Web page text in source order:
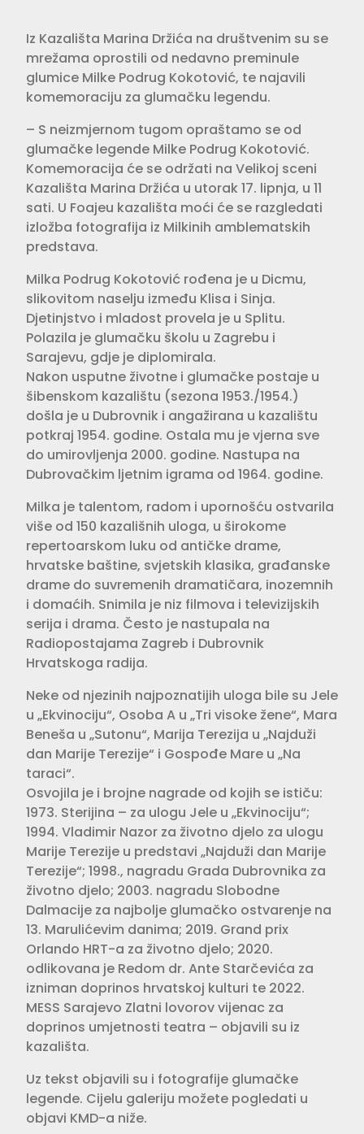
Iz Kazališta Marina Držića na društvenim su se
mrežama oprostili od nedavno preminule
glumice Milke Podrug Kokotović, te najavili
komemoraciju za glumačku legendu.
– S neizmjernom tugom opraštamo se od
glumačke legende Milke Podrug Kokotović.
Komemoracija će se održati na Velikoj sceni
Kazališta Marina Držića u utorak 17. lipnja, u 11
sati. U Foajeu kazališta moći će se razgledati
izložba fotografija iz Milkinih amblematskih
predstava.
Milka Podrug Kokotović rođena je u Dicmu,
slikovitom naselju između Klisa i Sinja.
Djetinjstvo i mladost provela je u Splitu.
Polazila je glumačku školu u Zagrebu i
Sarajevu, gdje je diplomirala.
Nakon usputne životne i glumačke postaje u
šibenskom kazalištu (sezona 1953./1954.)
došla je u Dubrovnik i angažirana u kazalištu
potkraj 1954. godine. Ostala mu je vjerna sve
do umirovljenja 2000. godine. Nastupa na
Dubrovačkim ljetnim igrama od 1964. godine.
Milka je talentom, radom i upornošću ostvarila
više od 150 kazališnih uloga, u širokome
repertoarskom luku od antičke drame,
hrvatske baštine, svjetskih klasika, građanske
drame do suvremenih dramatičara, inozemnih
i domaćih. Snimila je niz filmova i televizijskih
serija i drama. Često je nastupala na
Radiopostajama Zagreb i Dubrovnik
Hrvatskoga radija.
Neke od njezinih najpoznatijih uloga bile su Jele
u „Ekvinociju“, Osoba A u „Tri visoke žene“, Mara
Beneša u „Sutonu“, Marija Terezija u „Najduži
dan Marije Terezije“ i Gospođe Mare u „Na
taraci“.
Osvojila je i brojne nagrade od kojih se ističu:
1973. Sterijina – za ulogu Jele u „Ekvinociju“;
1994. Vladimir Nazor za životno djelo za ulogu
Marije Terezije u predstavi „Najduži dan Marije
Terezije“; 1998., nagradu Grada Dubrovnika za
životno djelo; 2003. nagradu Slobodne
Dalmacije za najbolje glumačko ostvarenje na
13. Marulićevim danima; 2019. Grand prix
Orlando HRT-a za životno djelo; 2020.
odlikovana je Redom dr. Ante Starčevića za
izniman doprinos hrvatskoj kulturi te 2022.
MESS Sarajevo Zlatni lovorov vijenac za
doprinos umjetnosti teatra – objavili su iz
kazališta.
Uz tekst objavili su i fotografije glumačke
legende. Cijelu galeriju možete pogledati u
objavi KMD-a niže.